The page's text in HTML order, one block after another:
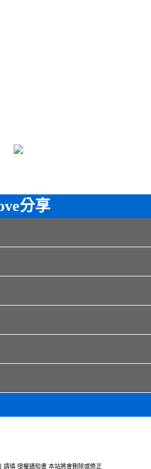
分享
請瑱 侵權通知書 本站將會刪除或修正